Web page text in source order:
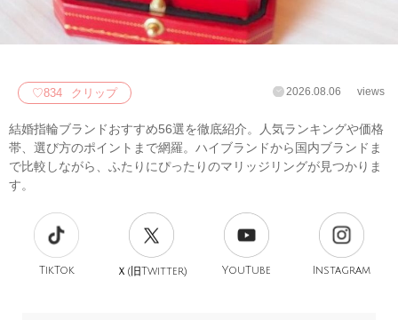
♡834 クリップ 2026.08.06 views
結婚指輪ブランドおすすめ56選を徹底紹介。人気ランキングや価格
帯、選び方のポイントまで網羅。ハイブランドから国内ブランドま
で比較しながら、ふたりにぴったりのマリッジリングが見つかりま
す。
TikTok Ｘ(旧Twitter) YouTube Instagram